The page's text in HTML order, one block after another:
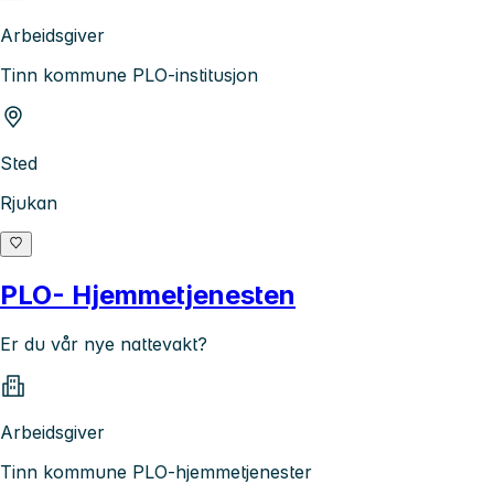
Arbeidsgiver
Tinn kommune PLO-institusjon
Sted
Rjukan
PLO- Hjemmetjenesten
Er du vår nye nattevakt?
Arbeidsgiver
Tinn kommune PLO-hjemmetjenester